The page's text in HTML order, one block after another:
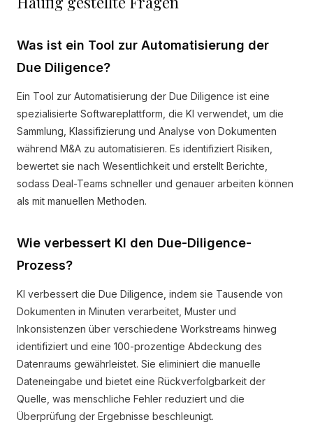
Was ist ein Tool zur Automatisierung der
Due Diligence?
Ein Tool zur Automatisierung der Due Diligence ist eine
spezialisierte Softwareplattform, die KI verwendet, um die
Sammlung, Klassifizierung und Analyse von Dokumenten
während M&A zu automatisieren. Es identifiziert Risiken,
bewertet sie nach Wesentlichkeit und erstellt Berichte,
sodass Deal-Teams schneller und genauer arbeiten können
als mit manuellen Methoden.
Wie verbessert KI den Due-Diligence-
Prozess?
KI verbessert die Due Diligence, indem sie Tausende von
Dokumenten in Minuten verarbeitet, Muster und
Inkonsistenzen über verschiedene Workstreams hinweg
identifiziert und eine 100-prozentige Abdeckung des
Datenraums gewährleistet. Sie eliminiert die manuelle
Dateneingabe und bietet eine Rückverfolgbarkeit der
Quelle, was menschliche Fehler reduziert und die
Überprüfung der Ergebnisse beschleunigt.